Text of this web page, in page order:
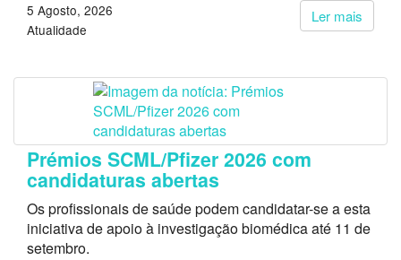
Ler mais
5 Agosto, 2026
Atualidade
Prémios SCML/Pfizer 2026 com
candidaturas abertas
Os profissionais de saúde podem candidatar-se a esta
iniciativa de apoio à investigação biomédica até 11 de
setembro.